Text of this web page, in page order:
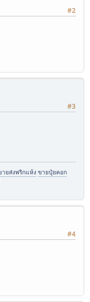
#2
#3
ายส่งพริกแห้ง ขายปุ๋ยคอก
#4